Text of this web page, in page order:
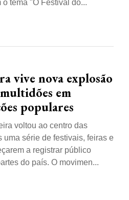
tema "O Festival do...
vive nova explosão
em
populares
voltou ao centro das
uma série de festivais, feiras e
a registrar público
do país. O movimen...